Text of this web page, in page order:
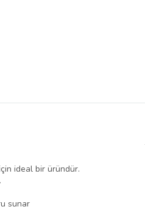
ideal bir üründür.
sunar